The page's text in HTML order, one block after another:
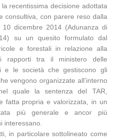
recentissima decisione adottata
consultiva, con parere reso dalla
dicembre 2014 (Adunanza di
su un quesito formulato dal
e forestali in relazione alla
rapporti tra il ministero delle
e le società che gestiscono gli
vengono organizzate all’interno
quale la sentenza del TAR,
fatta propria e valorizzata, in un
più generale e ancor più
interessano.
in particolare sottolineato come